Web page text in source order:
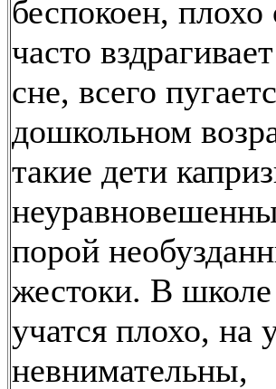
беспокоен, плохо
часто
сне, всего
дошкольном
такие дети
порой
жестоки. В школе
учатся плохо, на
невнимательны,